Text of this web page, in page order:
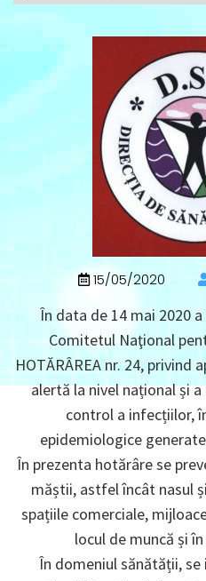
15/05/2020
În data de 14 mai 2020
Comitetul Naţional
HOTĂRÂREA nr. 24,
alertă la nivel național și
control a infecțiilor,
epidemiologice generate
În prezenta hotărâre se
măștii, astfel încât nasul
spațiile comerciale,
locul de muncă și
În domeniul sănătății,